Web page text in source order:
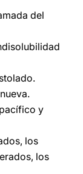
del
y
los
los